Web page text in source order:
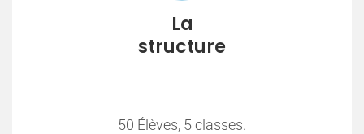
La
structure
50 Élèves, 5 classes.